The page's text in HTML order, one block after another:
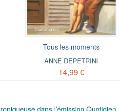
Tous les moments
ANNE DEPETRINI
14,99 €
dans l’émission Quotidien